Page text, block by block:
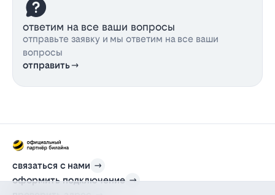
ответим на все ваши вопросы
отправьте заявку и мы ответим на все ваши
вопросы
отправить
связаться с нами
оформить подключение